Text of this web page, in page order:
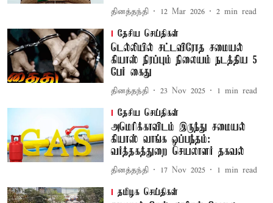
தினத்தந்தி 12 Mar 2026 2 min read
தேசிய செய்திகள்
டெல்லியில் சட்டவிரோத சமையல்
கியாஸ் நிரப்பும் நிலையம் நடத்திய 5
பேர் கைது
தினத்தந்தி 23 Nov 2025 1 min read
தேசிய செய்திகள்
அமெரிக்காவிடம் இருந்து சமையல்
கியாஸ் வாங்க ஒப்பந்தம்:
வர்த்தகத்துறை செயலாளர் தகவல்
தினத்தந்தி 17 Nov 2025 1 min read
தமிழக செய்திகள்